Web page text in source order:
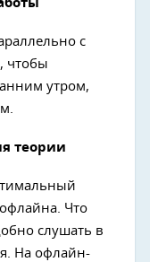
с
чтобы
утром,
теории
Что
слушать в
На офлайн-